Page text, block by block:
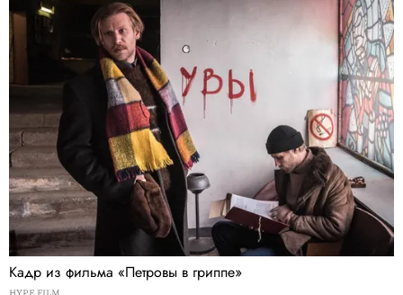
Кадр из фильма «Петровы в гриппе»
HYPE FILM